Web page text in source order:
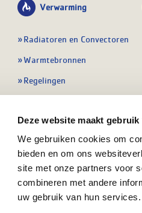
Deze website maakt
We gebruiken cookies om
bieden en om ons
site met onze partners voor
combineren met andere
uw gebruik van hun services.
Verwarming
Radiatoren en Convectoren
Warmtebronnen
Regelingen
Leidingwerk
Warmwatertoestellen
Alle verwarming